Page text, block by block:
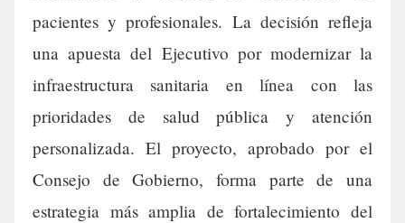
pacientes y profesionales. La decisión refleja
una apuesta del Ejecutivo por modernizar la
infraestructura sanitaria en línea con las
prioridades de salud pública y atención
personalizada. El proyecto, aprobado por el
Consejo de Gobierno, forma parte de una
estrategia más amplia de fortalecimiento del